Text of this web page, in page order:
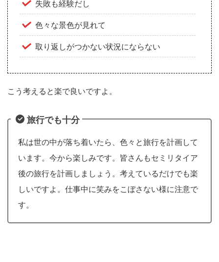
失敗も経験だし
色々な景色が見れて
取り返しがつかない状況にならない
こう考えると楽で良いですよ。
旅行でも十分
私は世の中が落ち着いたら、色々と旅行を計画して
います。今から楽しみです。皆さんもセミリタイア
後の旅行を計画しましょう。考えているだけでも楽
しいですよ。仕事中に笑みをこぼさない様に注意で
す。